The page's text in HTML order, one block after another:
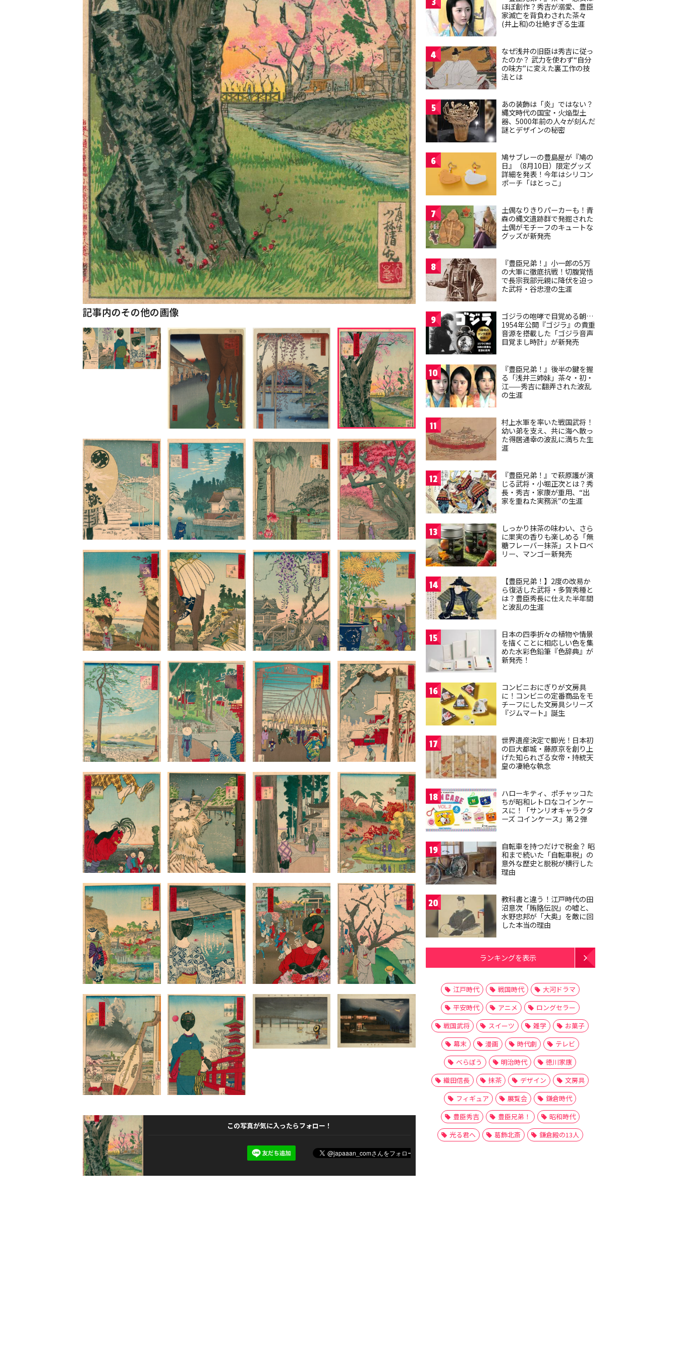
記事内のその他の画像
この写真が気に入ったらフォロー！
ほぼ創作？秀吉が溺愛、豊臣
家滅亡を背負わされた茶々
(井上和)の壮絶すぎる生涯
4
なぜ浅井の旧臣は秀吉に従っ
たのか？ 武力を使わず“自分
の味方”に変えた裏工作の技
法とは
5
あの装飾は「炎」ではない？
縄文時代の国宝・火焔型土
器、5000年前の人々が刻んだ
謎とデザインの秘密
6
鳩サブレーの豊島屋が『鳩の
日』（8月10日）限定グッズ
詳細を発表！今年はシリコン
ポーチ「はとっこ」
7
土偶なりきりパーカーも！青
森の縄文遺跡群で発掘された
土偶がモチーフのキュートな
グッズが新発売
8
『豊臣兄弟！』小一郎の5万
の大軍に徹底抗戦！切腹覚悟
で長宗我部元親に降伏を迫っ
た武将・谷忠澄の生涯
9
ゴジラの咆哮で目覚める朝…
1954年公開『ゴジラ』の貴重
音源を搭載した「ゴジラ音声
目覚まし時計」が新発売
10
『豊臣兄弟！』後半の鍵を握
る「浅井三姉妹」茶々・初・
江——秀吉に翻弄された波乱
の生涯
11
村上水軍を率いた戦国武将！
幼い弟を支え、共に海へ散っ
た得居通幸の波乱に満ちた生
涯
12
『豊臣兄弟！』で萩原護が演
じる武将・小堀正次とは？秀
長・秀吉・家康が重用、“出
家を重ねた実務派”の生涯
13
しっかり抹茶の味わい、さら
に果実の香りも楽しめる「無
糖フレーバー抹茶」ストロベ
リー、マンゴー新発売
14
【豊臣兄弟！】2度の改易か
ら復活した武将・多賀秀種と
は？豊臣秀長に仕えた半年間
と波乱の生涯
15
日本の四季折々の植物や情景
を描くことに相応しい色を集
めた水彩色鉛筆『色辞典』が
新発売！
16
コンビニおにぎりが文房具
に！コンビニの定番商品をモ
チーフにした文房具シリーズ
『ジムマート』誕生
17
世界遺産決定で脚光！日本初
の巨大都城・藤原京を創り上
げた知られざる女帝・持統天
皇の凄絶な執念
18
ハローキティ、ポチャッコた
ちが昭和レトロなコインケー
スに！「サンリオキャラクタ
ーズ コインケース」第２弾
19
自転車を持つだけで税金？ 昭
和まで続いた「自転車税」の
意外な歴史と脱税が横行した
理由
20
教科書と違う！江戸時代の田
沼意次「賄賂伝説」の嘘と、
水野忠邦が「大奥」を敵に回
した本当の理由
ランキングを表示
江戸時代 戦国時代
大河ドラマ
平安時代
アニメ
ロングセラー
戦国武将
スイーツ 雑学
お菓子
幕末
漫画 時代劇
テレビ
べらぼう
明治時代
徳川家康
織田信長
抹茶 デザイン
文房具
フィギュア
展覧会
鎌倉時代
豊臣秀吉
豊臣兄弟！
昭和時代
光る君へ
葛飾北斎 鎌倉殿の13人